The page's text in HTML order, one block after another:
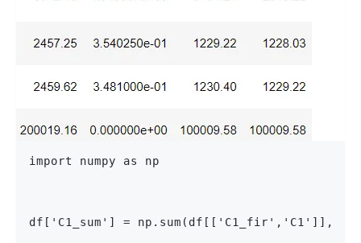
import numpy as np
df['C1_sum'] = np.sum(df[['C1_fir','C1']],